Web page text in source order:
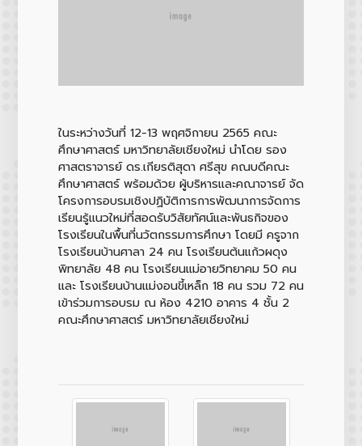
ในระหว่างวันที่ 12-13 พฤศจิกายน 2565 คณะ
ศึกษาศาสตร์ มหาวิทยาลัยเชียงใหม่ นำโดย รอง
ศาสตราจารย์ ดร.เกียรติสุดา ศรีสุข คณบดีคณะ
ศึกษาศาสตร์ พร้อมด้วย ผู้บริหารและคณาจารย์ จัด
โครงการอบรมเชิงปฏิบัติการการพัฒนาการจัดการ
เรียนรู้แนวใหม่ที่สอดรับวิสัยทัศน์และพันธกิจของ
โรงเรียนในพื้นที่นวัตกรรมการศึกษา โดยมี ครูจาก
โรงเรียนบ้านศาลา 24 คน โรงเรียนต้นแก้วผดุง
พิทยาลัย 48 คน โรงเรียนแม่อายวิทยาคม 50 คน
และ โรงเรียนบ้านแม่งอนขี้เหล็ก 18 คน รวม 72 คน
เข้าร่วมการอบรม ณ ห้อง 4210 อาคาร 4 ชั้น 2
คณะศึกษาศาสตร์ มหาวิทยาลัยเชียงใหม่